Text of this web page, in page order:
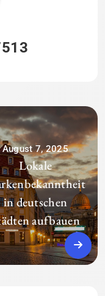
August 7, 2025
Lokale
in deutschen
aufbauen